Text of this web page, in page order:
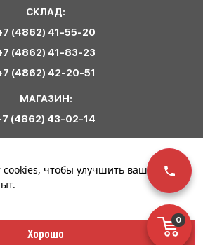
0
СКЛАД:
(4862) 41-55-20
(4862) 41-83-23
(4862) 42-20-51
МАГАЗИН:
(4862) 43-02-14
Обратная связь
Политика
Разработка сайта –
cookies, чтобы улучшить ваш
Хорошо